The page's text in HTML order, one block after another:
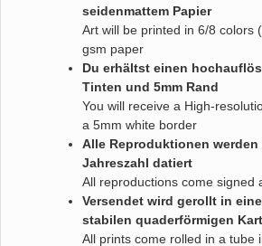
seidenmattem Papier
Art will be printed in 6/8 colors
gsm paper
Du erhältst einen
Tinten und 5mm Rand
You will receive a High-
a 5mm white border
Alle Reproduktionen
Jahreszahl datiert
All reproductions come signed
Versendet wird gerollt in
stabilen quaderförmigen
All prints come rolled in a tube